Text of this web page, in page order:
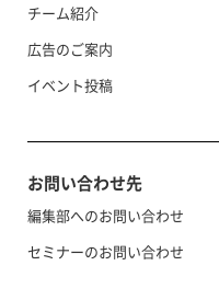
チーム紹介
広告のご案内
イベント投稿
お問い合わせ先
編集部へのお問い合わせ
セミナーのお問い合わせ